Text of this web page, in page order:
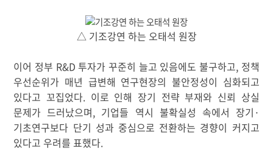
△ 기조강연 하는 오태석 원장
이어 정부 R&D투자가 꾸준히 늘고 있음에도 불구하고, 정책
우선순위가 매년 급변해 연구현장의 불안정성이 심화되고
있다고 꼬집었다. 이로 인해 장기 전략 부재와 신뢰 상실
문제가 드러났으며, 기업들 역시 불확실성 속에서 장기 ·
기초연구보다 단기 성과 중심으로 전환하는 경향이 커지고
있다고 우려를 표했다.